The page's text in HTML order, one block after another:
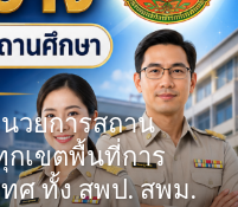
วยการสถาน
กเขตพื้นที่การ
ศ ทั้ง สพป. สพม.